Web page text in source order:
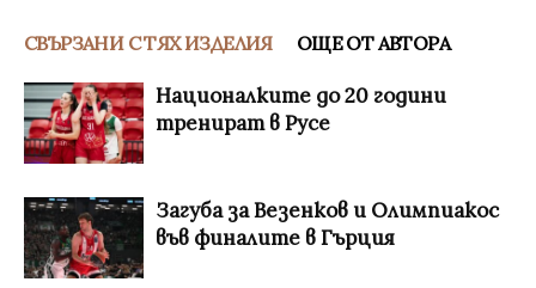
СВЪРЗАНИ С ТЯХ ИЗДЕЛИЯ ОЩЕ ОТ АВТОРА
Националките до 20 години
тренират в Русе
Загуба за Везенков и Олимпиакос
във финалите в Гърция